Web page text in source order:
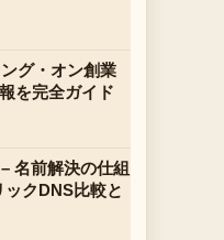
グ・オン創業
を完全ガイド
名前解決の仕組
クDNS比較と